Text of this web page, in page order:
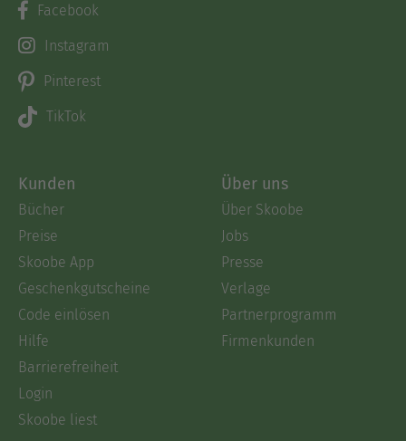
Facebook
Instagram
Pinterest
TikTok
Kunden
Bücher
Preise
Skoobe App
Geschenkgutscheine
Code einlösen
Hilfe
Barrierefreiheit
Login
Skoobe liest
Über uns
Über Skoobe
Jobs
Presse
Verlage
Partnerprogramm
Firmenkunden